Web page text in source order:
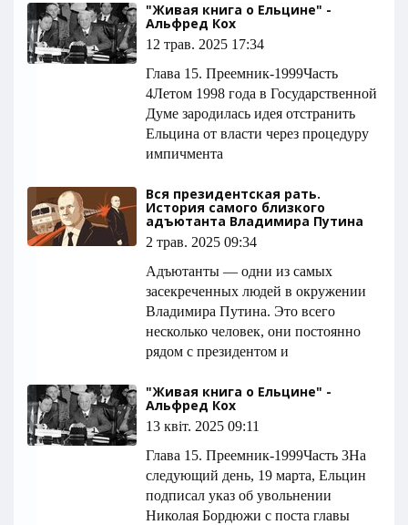
"Живая книга о Ельцине" -
Альфред Кох
12 трав. 2025 17:34
Глава 15. Преемник-1999Часть
4Летом 1998 года в Государственной
Думе зародилась идея отстранить
Ельцина от власти через процедуру
импичмента
Вся президентская рать.
История самого близкого
адъютанта Владимира Путина
2 трав. 2025 09:34
Адъютанты — одни из самых
засекреченных людей в окружении
Владимира Путина. Это всего
несколько человек, они постоянно
рядом с президентом и
"Живая книга о Ельцине" -
Альфред Кох
13 квіт. 2025 09:11
Глава 15. Преемник-1999Часть 3На
следующий день, 19 марта, Ельцин
подписал указ об увольнении
Николая Бордюжи с поста главы